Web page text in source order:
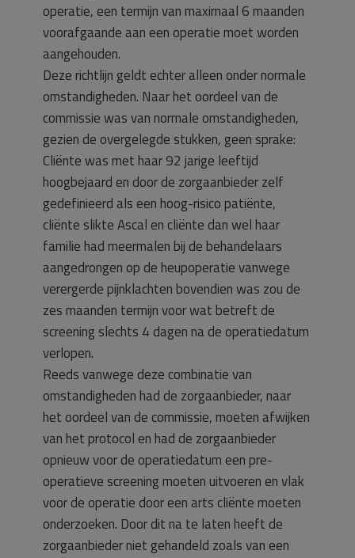
operatie, een termijn van maximaal 6 maanden
voorafgaande aan een operatie moet worden
aangehouden.
Deze richtlijn geldt echter alleen onder normale
omstandigheden. Naar het oordeel van de
commissie was van normale omstandigheden,
gezien de overgelegde stukken, geen sprake:
Cliënte was met haar 92 jarige leeftijd
hoogbejaard en door de zorgaanbieder zelf
gedefinieerd als een hoog-risico patiënte,
cliënte slikte Ascal en cliënte dan wel haar
familie had meermalen bij de behandelaars
aangedrongen op de heupoperatie vanwege
verergerde pijnklachten bovendien was zou de
zes maanden termijn voor wat betreft de
screening slechts 4 dagen na de operatiedatum
verlopen.
Reeds vanwege deze combinatie van
omstandigheden had de zorgaanbieder, naar
het oordeel van de commissie, moeten afwijken
van het protocol en had de zorgaanbieder
opnieuw voor de operatiedatum een pre-
operatieve screening moeten uitvoeren en vlak
voor de operatie door een arts cliënte moeten
onderzoeken. Door dit na te laten heeft de
zorgaanbieder niet gehandeld zoals van een